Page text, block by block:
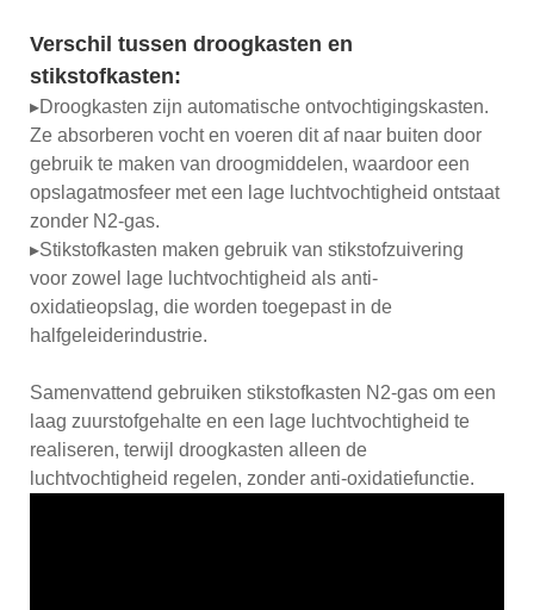
Verschil tussen droogkasten en
stikstofkasten:
▸Droogkasten zijn automatische ontvochtigingskasten.
Ze absorberen vocht en voeren dit af naar buiten door
gebruik te maken van droogmiddelen, waardoor een
opslagatmosfeer met een lage luchtvochtigheid ontstaat
zonder N2-gas.
▸Stikstofkasten maken gebruik van stikstofzuivering
voor zowel lage luchtvochtigheid als anti-
oxidatieopslag, die worden toegepast in de
halfgeleiderindustrie.
Samenvattend gebruiken stikstofkasten N2-gas om een ​​
laag zuurstofgehalte en een lage luchtvochtigheid te
realiseren, terwijl droogkasten alleen de
luchtvochtigheid regelen, zonder anti-oxidatiefunctie.